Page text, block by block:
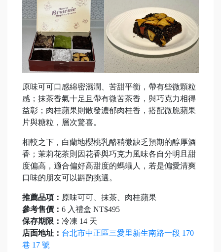
原味可可口感綿密濕潤、苦甜平衡，帶有些微顆粒
感；抹茶香氣十足且帶有微苦茶香，與巧克力相得
益彰；肉桂蘋果則散發濃郁肉桂香，搭配微脆蘋果
片與糖粒，層次驚喜。
相較之下，白蘭地櫻桃乳酪稍微缺乏預期的醇厚酒
香；茉莉花茶則因花香與巧克力風味各自分明且甜
度偏高，適合偏好高甜度的螞蟻人，若是偏愛清爽
口味的朋友可以斟酌挑選。
推薦品項： 原味可可、抹茶、肉桂蘋果
參考售價： 6 入禮盒 NT$495
保存期限： 冷凍 14 天
店面地址： 台北市中正區三愛里新生南路一段 170
巷 17 號